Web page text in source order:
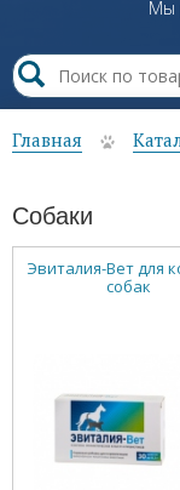
Мы
Главная
Собаки
Эвиталия-Вет для
собак